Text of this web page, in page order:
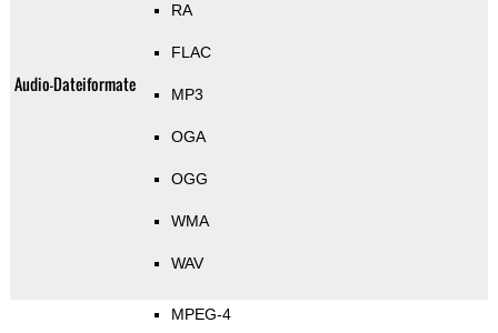
Audio-Dateiformate
RA
FLAC
MP3
OGA
OGG
WMA
WAV
MPEG-4